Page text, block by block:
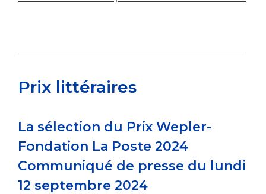
Prix littéraires
La sélection du Prix Wepler-
Fondation La Poste 2024
Communiqué de presse du lundi
12 septembre 2024